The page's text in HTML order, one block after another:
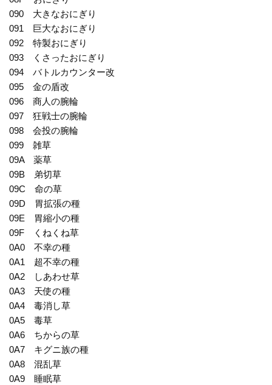
090 大きなおにぎり
091 巨大なおにぎり
092 特製おにぎり
093 くさったおにぎり
094 バトルカウンター改
095 金の盾改
096 商人の腕輪
097 狂戦士の腕輪
098 会投の腕輪
099 雑草
09A 薬草
09B 弟切草
09C 命の草
09D 胃拡張の種
09E 胃縮小の種
09F くねくね草
0A0 不幸の種
0A1 超不幸の種
0A2 しあわせ草
0A3 天使の種
0A4 毒消し草
0A5 毒草
0A6 ちからの草
0A7 キグニ族の種
0A8 混乱草
0A9 睡眠草